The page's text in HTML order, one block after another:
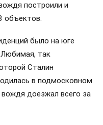
построили и
объектов.
было на юге
так
Сталин
в подмосковном
доезжал всего за